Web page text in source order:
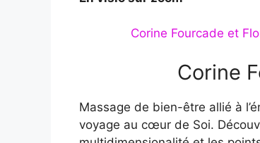
Corine Fourcade et
Corine
Massage de bien-être allié à
voyage au cœur de Soi.